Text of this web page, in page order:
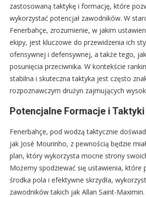
zastosowaną taktykę i formację, które
wykorzystać potencjał zawodników. W
Fenerbahçe, zrozumienie, w jakim
ekipy, jest kluczowe do przewidzenia ich
ofensywnej i defensywnej, a także tego,
posunięcia przeciwnika. W kontekście
stabilna i skuteczna taktyka jest często
rozpoznawczym drużyn zajmujących
Potencjalne Formacje i
Fenerbahçe, pod wodzą taktycznie
jak José Mourinho, z pewnością będzie
plan, który wykorzysta mocne strony
Możemy spodziewać się ustawienia, które
środka pola i efektywne skrzydła,
zawodników takich jak Allan Saint-